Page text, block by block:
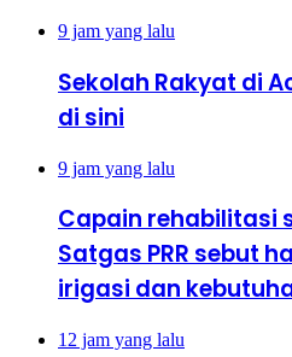
9 jam yang lalu
Sekolah Rakyat di
di sini
9 jam yang lalu
Capain rehabilitasi
Satgas PRR sebut
irigasi dan
12 jam yang lalu